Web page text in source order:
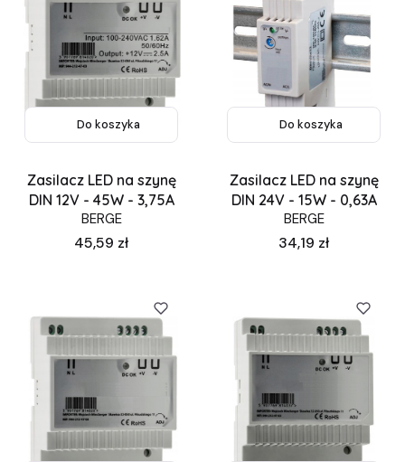
Do koszyka
Zasilacz LED na szynę
DIN 12V - 45W - 3,75A
BERGE
Cena
45,59 zł
Do koszyka
Zasilacz LED na szynę
DIN 24V - 15W - 0,63A
BERGE
Cena
34,19 zł